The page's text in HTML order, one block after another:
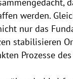
werden.
nur das
stabilisieren
Prozesse